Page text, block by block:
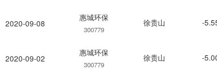
2020-09-08
2020-09-02
惠城环保
300779
徐贵山 -
惠城环保
300779
徐贵山 -